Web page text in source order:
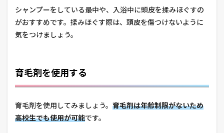
シャンプーをしている最中や、入浴中に頭皮を揉みほぐすの
がおすすめです。揉みほぐす際は、頭皮を傷つけないように
気をつけましょう。
育毛剤を使用する
育毛剤を使用してみましょう。 育毛剤は年齢制限がないため
高校生でも使用が可能です。